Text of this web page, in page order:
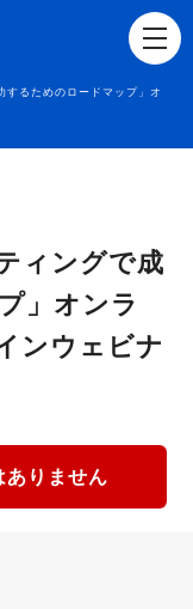
するためのロードマップ」オ
ィングで成
」オンラ
ンウェビナ
ありません